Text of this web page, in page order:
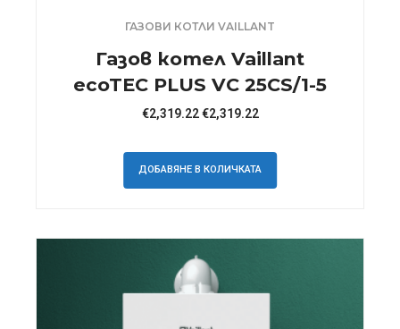
ГАЗОВИ КОТЛИ VAILLANT
Газов котел Vaillant
ecoTEC PLUS VC 25CS/1-5
€2,319.22 €2,319.22
ДОБАВЯНЕ В КОЛИЧКАТА